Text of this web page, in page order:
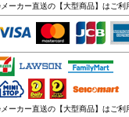
ーカー直送の【大型商品】はご利
ーカー直送の【大型商品】はご利